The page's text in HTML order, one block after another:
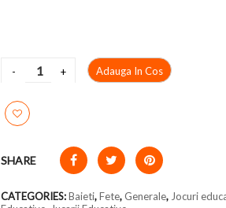
Adauga In Cos
SHARE
CATEGORIES:Baieti,Fete, Generale, Jocuri